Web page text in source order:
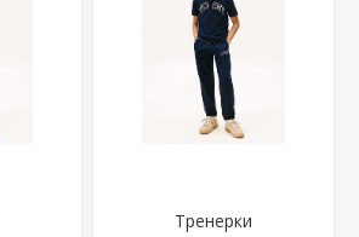
Тренерки